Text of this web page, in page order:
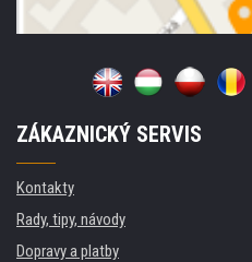
ZÁKAZNICKÝ SERVIS
Kontakty
Rady, tipy, návody
Dopravy a platby